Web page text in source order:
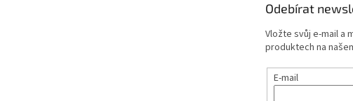
Odebírat
Vložte svůj e-mail a
produktech na
E-mail